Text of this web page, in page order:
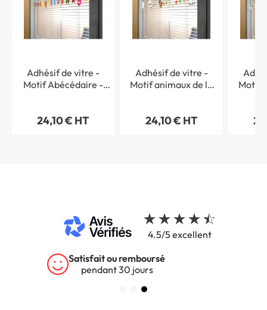
Adhésif de vitre -
Motif Abécédaire -
24,10 € HT
Adhésif de vitre -
Motif animaux de la
24,10 € HT
Motif
4.5/5 excellent
Garantie 5 ans
sur tous nos produits